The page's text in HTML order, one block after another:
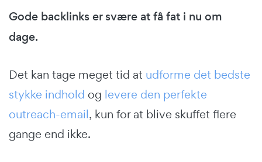
Gode backlinks er svære at få fat i nu om
dage.
Det kan tage meget tid at udforme det bedste
stykke indhold og levere den perfekte
outreach-email, kun for at blive skuffet flere
gange end ikke.